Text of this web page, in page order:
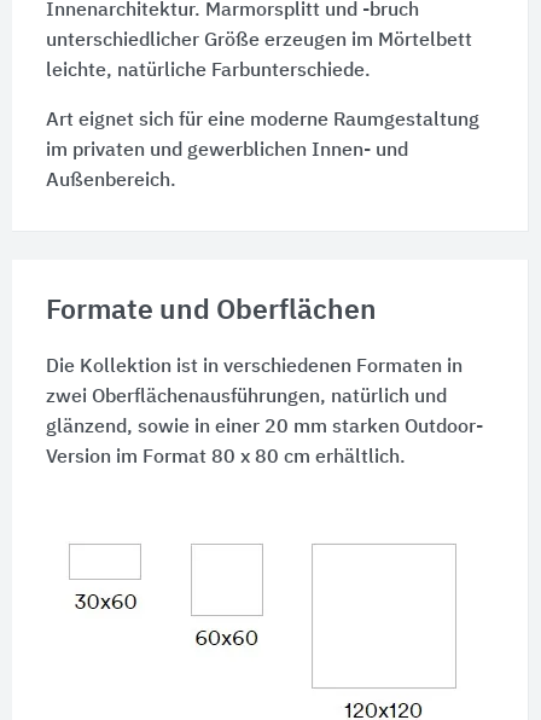
Innenarchitektur. Marmorsplitt und -bruch
unterschiedlicher Größe erzeugen im Mörtelbett
leichte, natürliche Farbunterschiede.
Art eignet sich für eine moderne Raumgestaltung
im privaten und gewerblichen Innen- und
Außenbereich.
Formate und Oberflächen
Die Kollektion ist in verschiedenen Formaten in
zwei Oberflächenausführungen, natürlich und
glänzend, sowie in einer 20 mm starken Outdoor-
Version im Format 80 x 80 cm erhältlich.